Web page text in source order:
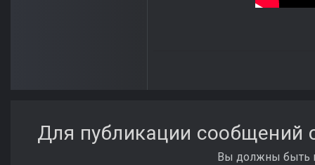
Для публикации сообщений
Вы должны быть